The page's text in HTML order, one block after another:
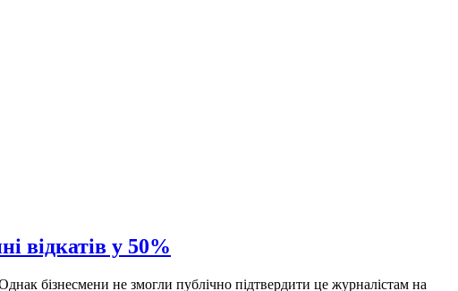
відкатів у 50%
бізнесмени не змогли публічно підтвердити це журналістам на